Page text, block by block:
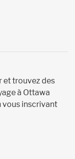
et trouvez des
à Ottawa
vous inscrivant